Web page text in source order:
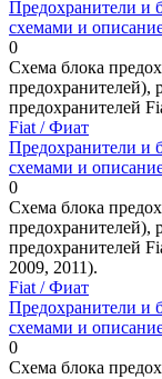
Предохранители и
схемами и
0
Схема блока
предохранителей),
предохранителей
Fiat / Фиат
Предохранители и
схемами и
0
Схема блока
предохранителей),
предохранителей
2009, 2011).
Fiat / Фиат
Предохранители и
схемами и
0
Схема блока